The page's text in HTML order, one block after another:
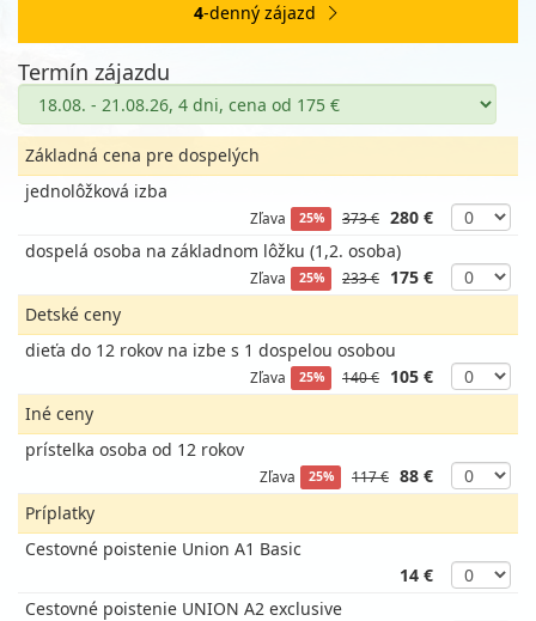
4-denný zájazd
Termín zájazdu
Základná cena pre dospelých
jednolôžková izba
Zľava 25% 373 € 280 €
dospelá osoba na základnom lôžku (1,2. osoba)
Zľava 25% 233 €
175 €
Detské ceny
dieťa do 12 rokov na izbe s 1 dospelou osobou
Zľava 25% 140 €
105 €
Iné ceny
prístelka osoba od 12 rokov
Zľava 25% 117 € 88 €
Príplatky
Cestovné poistenie Union A1 Basic
14 €
Cestovné poistenie UNION A2 exclusive